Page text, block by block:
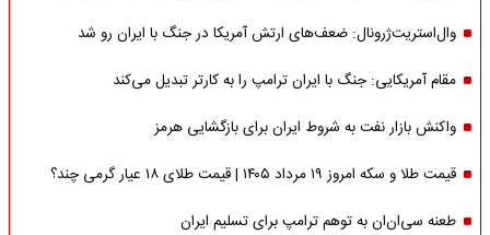
وال‌استریت‌ژرونال: ضعف‌های ارتش آمریکا در جنگ با ایران رو شد
مقام آمریکایی: جنگ با ایران ترامپ را به کارتر تبدیل می‌کند
واکنش بازار نفت به شروط ایران برای بازگشایی هرمز
قیمت طلا و سکه امروز ۱۹ مرداد ۱۴۰۵ | قیمت طلای ۱۸ عیار گرمی چند؟
طعنه سی‌ان‌ان به توهم ترامپ برای تسلیم ایران